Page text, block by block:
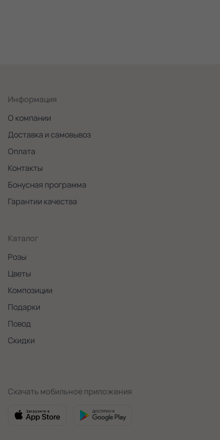
Информация
О компании
Доставка и самовывоз
Оплата
Контакты
Бонусная программа
Гарантии качества
Каталог
Розы
Цветы
Композиции
Подарки
Повод
Скидки
Скачать мобильное приложения